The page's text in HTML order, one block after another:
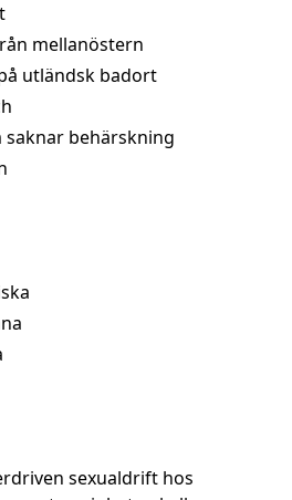
mellanöstern
utländsk badort
behärskning
sexualdrift hos